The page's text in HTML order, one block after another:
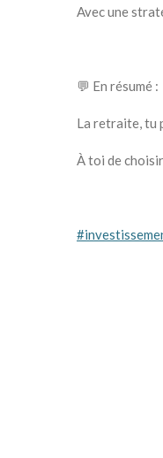
Avec une
💬 En résumé :
La retraite, tu
À toi de